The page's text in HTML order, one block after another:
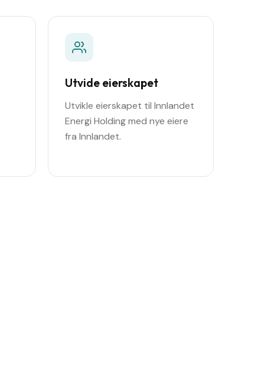
Utvide eierskapet
Utvikle eierskapet til Innlandet
Energi Holding med nye eiere
fra Innlandet.